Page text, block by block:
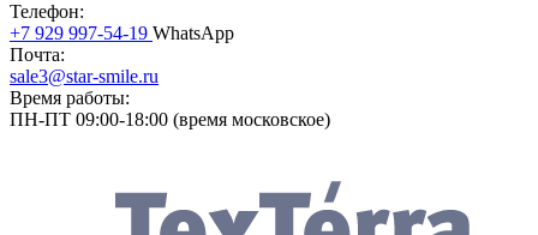
Телефон:
+7 929 997-54-19 WhatsApp
Почта:
sale3@star-smile.ru
Время работы:
ПН-ПТ 09:00-18:00 (время московское)